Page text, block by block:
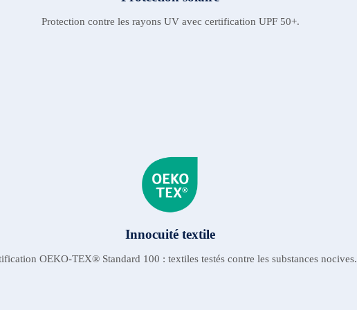
Protection contre les rayons UV avec certification UPF 50+.
Innocuité textile
OEKO-TEX® Standard 100 : textiles testés contre les substances nocives.